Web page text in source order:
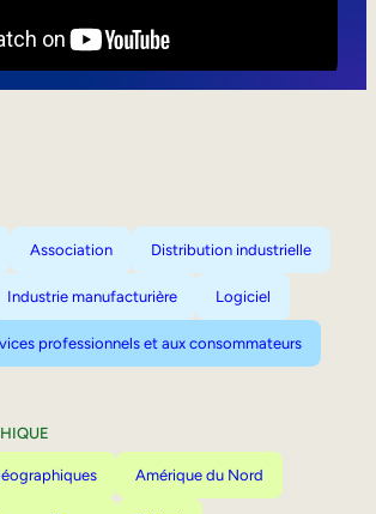
Association Distribution industrielle
Industrie manufacturière Logiciel
professionnels et aux consommateurs
Amérique du Nord